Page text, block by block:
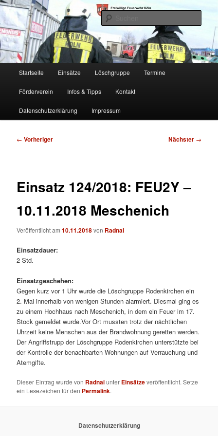
Zum
primären
Inhalt
springenFF Köln, LG RD
Freiwillige Feuerwehr Köln, Löschgruppe Rodenkirchen
Startseite Einsätze Löschgruppe Termine
Förderverein Infos & Tipps Kontakt
Datenschutzerklärung Impressum
Beitragsnavigation
← Vorheriger Nächster →
Einsatz 124/2018: FEU2Y –
10.11.2018 Meschenich
Veröffentlicht am10.11.2018von Radnai
Einsatzdauer:
2 Std.
Einsatzgeschehen:
Gegen kurz vor 1 Uhr wurde die Löschgruppe Rodenkirchen ein
2. Mal innerhalb von wenigen Stunden alarmiert. Diesmal ging es
zu einem Hochhaus nach Meschenich, in dem ein Feuer im 17.
Stock gemeldet wurde.Vor Ort mussten trotz der nächtlichen
Uhrzeit keine Menschen aus der Brandwohnung geretten werden.
Der Angriffstrupp der Löschgruppe Rodenkirchen unterstützte bei
der Kontrolle der benachbarten Wohnungen auf Verrauchung und
Atemgifte.
Dieser Eintrag wurde von Radnaiunter Einsätzeveröffentlicht. Setze
ein Lesezeichen für den Permalink.
Datenschutzerklärung